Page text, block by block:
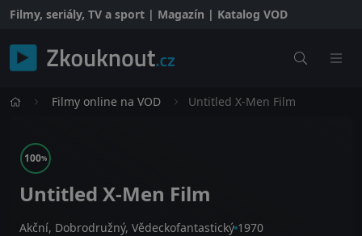
Filmy, seriály, TV a sport | Magazín | Katalog VOD
Filmy online na VOD Untitled X-Men Film
100%
Untitled X-Men Film
Akční, Dobrodružný, Vědeckofantastický 1970